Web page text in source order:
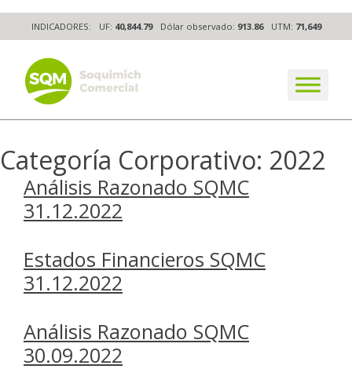
to
content
INDICADORES: UF: 40,844.79 Dólar observado: 913.86 UTM: 71,649
The worldwide business formula
Categoría Corporativo: 2022
Análisis Razonado SQMC
31.12.2022
Estados Financieros SQMC
31.12.2022
Análisis Razonado SQMC
30.09.2022